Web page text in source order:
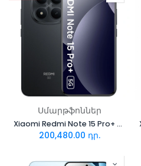
Սմարթֆոններ
Xiaomi Redmi Note 15 Pro+ 5G 12/512GB Black
200,480.00 դր.